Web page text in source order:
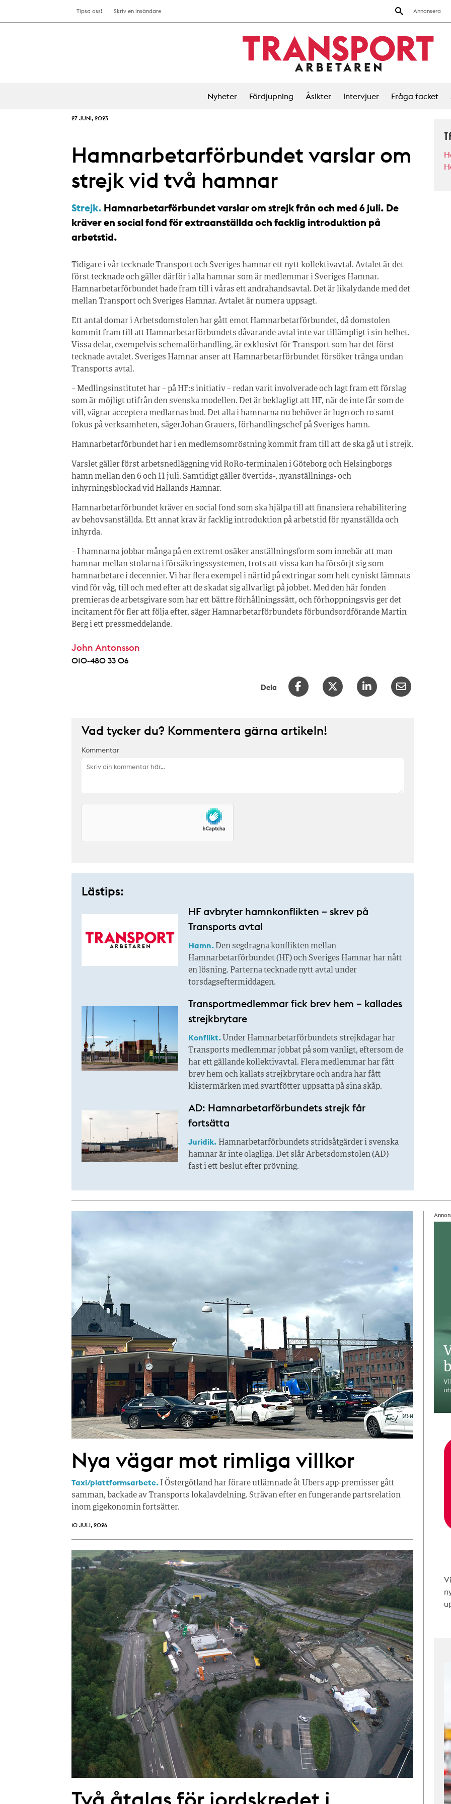
Annonsera
Tipsa oss! Skriv en insändare
Nyheter Fördjupning Åsikter Intervjuer Fråga facket
27 JUNI, 2023
Hamnarbetarförbundet varslar om
strejk vid två hamnar
Strejk. Hamnarbetarförbundet varslar om strejk från och med 6 juli. De
kräver en social fond för extraanställda och facklig introduktion på
arbetstid.
Tidigare i vår tecknade Transport och Sveriges hamnar ett nytt kollektivavtal. Avtalet är det
först tecknade och gäller därför i alla hamnar som är medlemmar i Sveriges Hamnar.
Hamnarbetarförbundet hade fram till i våras ett andrahandsavtal. Det är likalydande med det
mellan Transport och Sveriges Hamnar. Avtalet är numera uppsagt.
Ett antal domar i Arbetsdomstolen har gått emot Hamnarbetarförbundet, då domstolen
kommit fram till att Hamnarbetarförbundets dåvarande avtal inte var tillämpligt i sin helhet.
Vissa delar, exempelvis schemaförhandling, är exklusivt för Transport som har det först
tecknade avtalet. Sveriges Hamnar anser att Hamnarbetarförbundet försöker tränga undan
Transports avtal.
– Medlingsinstitutet har – på HF:s initiativ – redan varit involverade och lagt fram ett förslag
som är möjligt utifrån den svenska modellen. Det är beklagligt att HF, när de inte får som de
vill, vägrar acceptera medlarnas bud. Det alla i hamnarna nu behöver är lugn och ro samt
fokus på verksamheten, sägerJohan Grauers, förhandlingschef på Sveriges hamn.
Hamnarbetarförbundet har i en medlemsomröstning kommit fram till att de ska gå ut i strejk.
Varslet gäller först arbetsnedläggning vid RoRo-terminalen i Göteborg och Helsingborgs
hamn mellan den 6 och 11 juli. Samtidigt gäller övertids-, nyanställnings- och
inhyrningsblockad vid Hallands Hamnar.
Hamnarbetarförbundet kräver en social fond som ska hjälpa till att finansiera rehabilitering
av behovsanställda. Ett annat krav är facklig introduktion på arbetstid för nyanställda och
inhyrda.
– I hamnarna jobbar många på en extremt osäker anställningsform som innebär att man
hamnar mellan stolarna i försäkringssystemen, trots att vissa kan ha försörjt sig som
hamnarbetare i decennier. Vi har flera exempel i närtid på extringar som helt cyniskt lämnats
vind för våg, till och med efter att de skadat sig allvarligt på jobbet. Med den här fonden
premieras de arbetsgivare som har ett bättre förhållningssätt, och förhoppningsvis ger det
incitament för fler att följa efter, säger Hamnarbetarförbundets förbundsordförande Martin
Berg i ett pressmeddelande.
John Antonsson
010-480 33 06
Dela
Vad tycker du? Kommentera gärna artikeln!
Kommentar
Lästips:
HF avbryter hamnkonflikten – skrev på
Transports avtal
Hamn.Den segdragna konflikten mellan
Hamnarbetarförbundet (HF) och Sveriges Hamnar har nått
en lösning. Parterna tecknade nytt avtal under
torsdagseftermiddagen.
Transportmedlemmar fick brev hem – kallades
strejkbrytare
Konflikt.Under Hamnarbetarförbundets strejkdagar har
Transports medlemmar jobbat på som vanligt, eftersom de
har ett gällande kollektivavtal. Flera medlemmar har fått
brev hem och kallats strejkbrytare och andra har fått
klistermärken med svartfötter uppsatta på sina skåp.
AD: Hamnarbetarförbundets strejk får
fortsätta
Juridik. Hamnarbetarförbundets stridsåtgärder i svenska
hamnar är inte olagliga. Det slår Arbetsdomstolen (AD)
fast i ett beslut efter prövning.
Nya vägar mot rimliga villkor
Taxi/plattformsarbete. I Östergötland har förare utlämnade åt Ubers app-premisser gått
samman, backade av Transports lokalavdelning. Strävan efter en fungerande partsrelation
inom gigekonomin fortsätter.
10 JULI, 2026